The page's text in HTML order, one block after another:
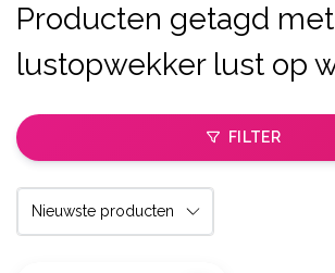
Producten getagd met
lustopwekker lust op
FILTER